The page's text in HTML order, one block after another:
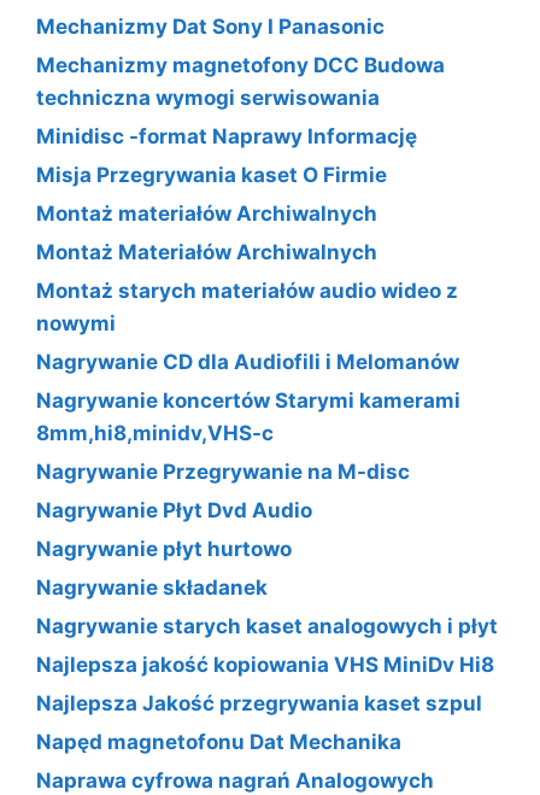
Mechanizmy Dat Sony I Panasonic
Mechanizmy magnetofony DCC Budowa
techniczna wymogi serwisowania
Minidisc -format Naprawy Informację
Misja Przegrywania kaset O Firmie
Montaż materiałów Archiwalnych
Montaż Materiałów Archiwalnych
Montaż starych materiałów audio wideo z
nowymi
Nagrywanie CD dla Audiofili i Melomanów
Nagrywanie koncertów Starymi kamerami
8mm,hi8,minidv,VHS-c
Nagrywanie Przegrywanie na M-disc
Nagrywanie Płyt Dvd Audio
Nagrywanie płyt hurtowo
Nagrywanie składanek
Nagrywanie starych kaset analogowych i płyt
Najlepsza jakość kopiowania VHS MiniDv Hi8
Najlepsza Jakość przegrywania kaset szpul
Napęd magnetofonu Dat Mechanika
Naprawa cyfrowa nagrań Analogowych